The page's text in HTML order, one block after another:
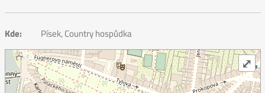
Kde: Písek, Country hospůdka
⤢